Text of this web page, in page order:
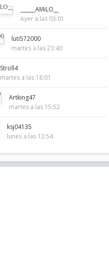
______AMiLO__
Ayer a las 03:01
luti572000
martes a las 23:40
Stroll4
martes a las 18:01
Artking47
martes a las 15:52
ksj04135
lunes a las 12:54